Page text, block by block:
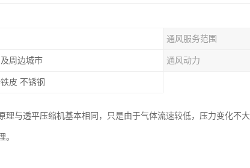
通风服务范围
周边城市 通风动力
皮 不锈钢
理与透平压缩机基本相同，只是由于气体流速较低，压力变化不
。